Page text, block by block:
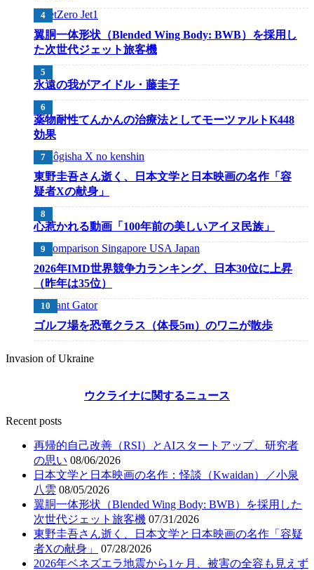
翼胴一体形状（Blended Wing Body: BWB）を採用し
た次世代ジェット旅客機
永遠の我がアイドル・藤圭子
薬物耐性てんかんの治療法としてモーツァルトK448
効果
東野圭吾さん逝く、日本文学と日本映画の名作「容
疑者Xの献身」
心惹かれる動画「100年前の美しいアイヌ民族」
2026年IMD世界競争力ランキング、日本30位に上昇
（昨年は35位）
ゴルフ場を恐竜クラス（体長5m）のワニが散歩
Invasion of Ukraine
ウクライナに関するニュース
Recent posts
再帰的自己改善（RSI）とAIスタートアップ、研究者
の思い 08/06/2026
日本文学と日本映画の名作：怪談（Kwaidan）／小泉
八雲 08/05/2026
翼胴一体形状（Blended Wing Body: BWB）を採用した
次世代ジェット旅客機 07/31/2026
東野圭吾さん逝く、日本文学と日本映画の名作「容疑
者Xの献身」
07/28/2026
2026年ベネズエラ地震から1ヶ月、被害の全容も見えず